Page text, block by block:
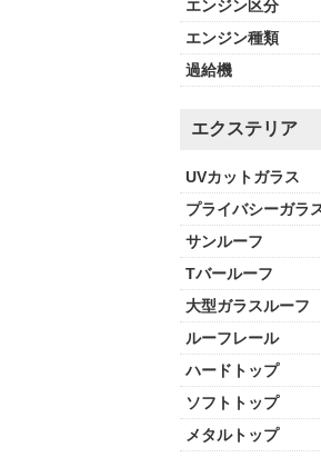
エンジン区分
エンジン種類
過給機
エクステリア
UVカットガラス
プライバシーガラ
サンルーフ
Tバールーフ
大型ガラスルーフ
ルーフレール
ハードトップ
ソフトトップ
メタルトップ